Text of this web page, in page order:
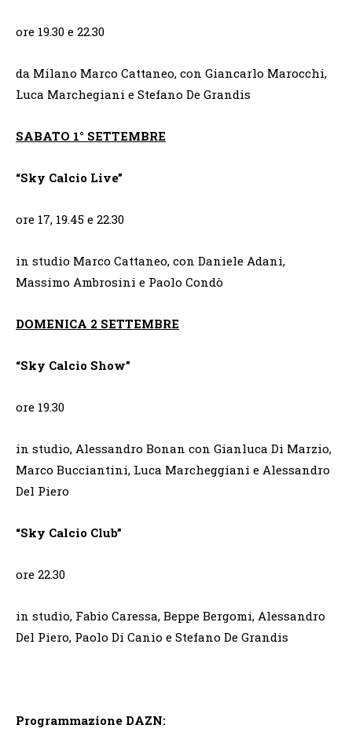
ore 19.30 e 22.30
da Milano Marco Cattaneo, con Giancarlo Marocchi,
Luca Marchegiani e Stefano De Grandis
SABATO 1° SETTEMBRE
“Sky Calcio Live”
ore 17, 19.45 e 22.30
in studio Marco Cattaneo, con Daniele Adani,
Massimo Ambrosini e Paolo Condò
DOMENICA 2 SETTEMBRE
“Sky Calcio Show”
ore 19.30
in studio, Alessandro Bonan con Gianluca Di Marzio,
Marco Bucciantini, Luca Marcheggiani e Alessandro
Del Piero
“Sky Calcio Club”
ore 22.30
in studio, Fabio Caressa, Beppe Bergomi, Alessandro
Del Piero, Paolo Di Canio e Stefano De Grandis
Programmazione DAZN: